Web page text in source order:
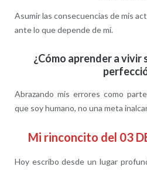
Asumir las consecuencias de mis
ante lo que depende de mí.
¿Cómo aprender a vivir
Abrazando mis errores como
que soy humano, no una meta
Mi rinconcito del 03
Hoy escribo desde un lugar